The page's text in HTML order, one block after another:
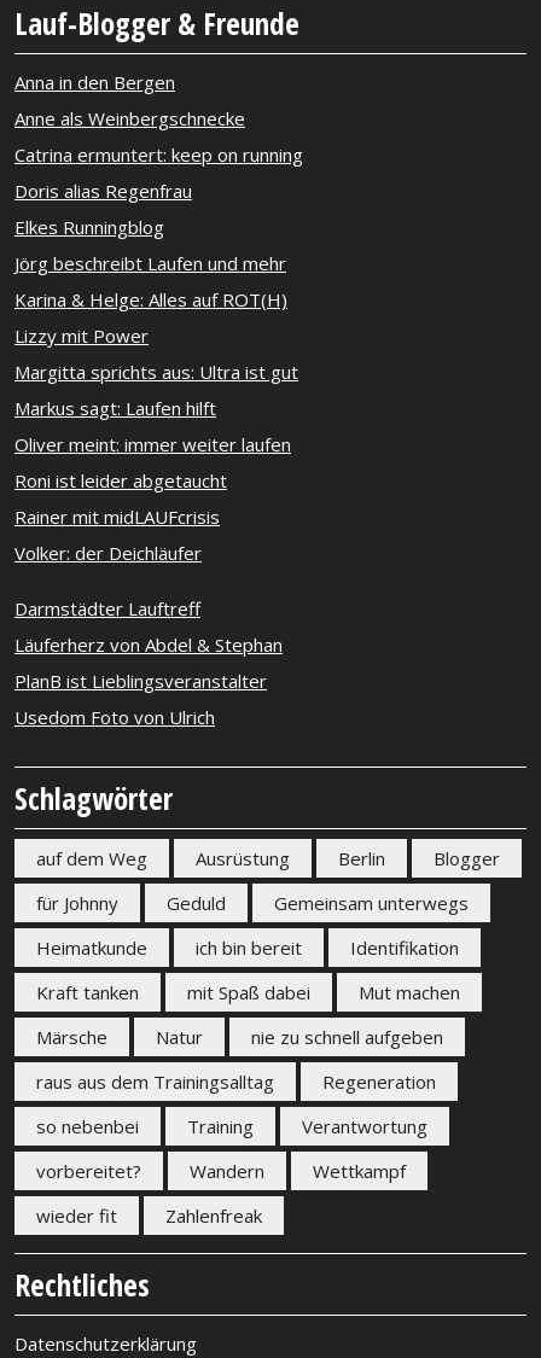
Lauf-Blogger & Freunde
Anna in den Bergen
Anne als Weinbergschnecke
Catrina ermuntert: keep on running
Doris alias Regenfrau
Elkes Runningblog
Jörg beschreibt Laufen und mehr
Karina & Helge: Alles auf ROT(H)
Lizzy mit Power
Margitta sprichts aus: Ultra ist gut
Markus sagt: Laufen hilft
Oliver meint: immer weiter laufen
Roni ist leider abgetaucht
Rainer mit midLAUFcrisis
Volker: der Deichläufer
Darmstädter Lauftreff
Läuferherz von Abdel & Stephan
PlanB ist Lieblingsveranstalter
Usedom Foto von Ulrich
Schlagwörter
auf dem Weg Ausrüstung Berlin
Blogger
für Johnny
Geduld
Gemeinsam unterwegs
Heimatkunde
ich bin bereit
Identifikation
Kraft tanken
mit Spaß dabei
Mut machen
Märsche
Natur
nie zu schnell aufgeben
raus aus dem Trainingsalltag
Regeneration
so nebenbei
Training
Verantwortung
vorbereitet?
Wandern
Wettkampf
wieder fit
Zahlenfreak
Rechtliches
Datenschutzerklärung